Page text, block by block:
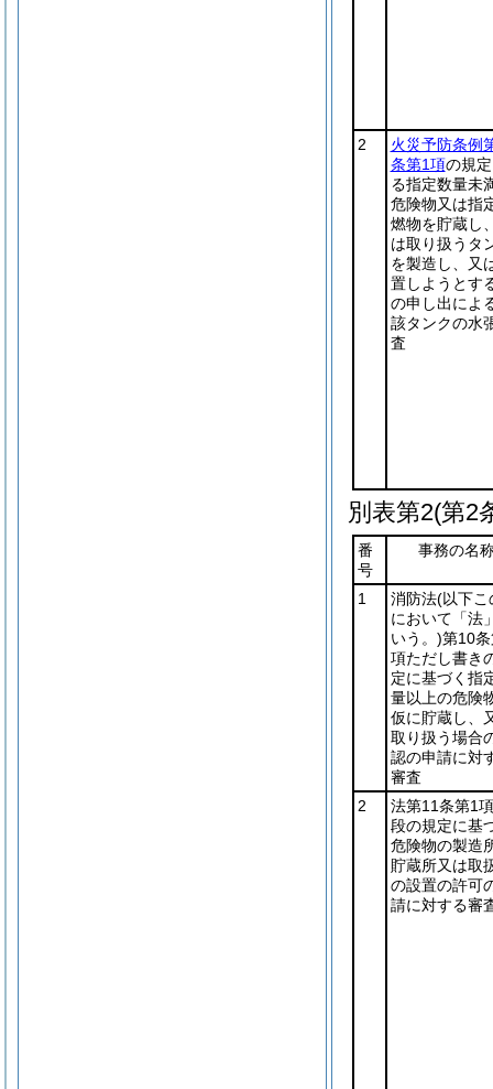
2
火災予防条例
条第1項の規
る指定数量未
危険物又は指
燃物を貯蔵し
は取り扱うタ
を製造し、又
置しようとす
の申し出によ
該タンクの水
査
別表第2(第2
番
号
事務の名
1 消防法(以下こ
において「法
いう。)第10
項ただし書き
定に基づく指
量以上の危険
仮に貯蔵し、
取り扱う場合
認の申請に対
審査
2
法第11条第1
段の規定に基
危険物の製造
貯蔵所又は取
の設置の許可
請に対する審